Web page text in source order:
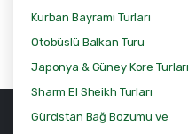
Kurban Bayramı Turları
Otobüslü Balkan Turu
Japonya & Güney Kore Turları
Sharm El Sheikh Turları
Gürcistan Bağ Bozumu ve